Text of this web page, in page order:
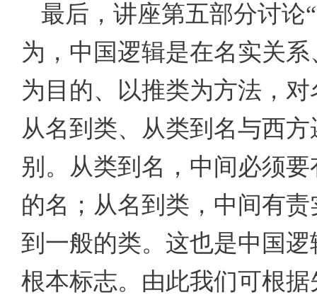
最后，讲座第五部分讨论
为，中国逻辑是在名实关
为目的、以推类为方法，
从名到类、从类到名与西
别。从类到名，中间必须
的名；从名到类，中间有
到一般的类。这也是中国
根本标志。由此我们可根